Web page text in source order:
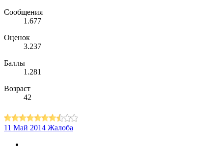
Сообщения
1.677
Оценок
3.237
Баллы
1.281
Возраст
42
11 Май 2014 Жалоба